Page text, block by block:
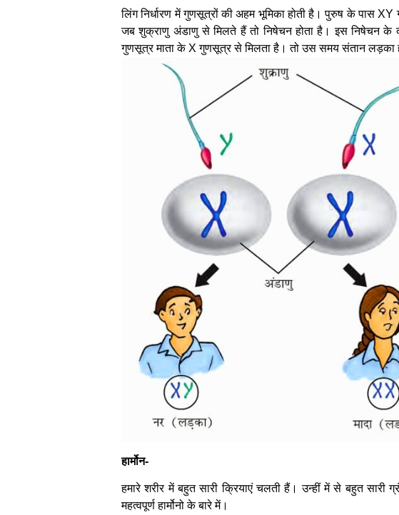
लिंग निर्धारण में गुणसूत्रों की अहम भूमिका होती है। पुरुष के पास
जब शुक्राणु अंडाणु से मिलते हैं तो निषेचन होता है। इस निषेचन के
गुणसूत्र माता के X गुणसूत्र से मिलता है। तो उस समय संतान
हार्मोन-
हमारे शरीर में बहुत सारी क्रियाएं चलती हैं। उन्हीं में से बहुत
महत्वपूर्ण हार्मोनो के बारे में।